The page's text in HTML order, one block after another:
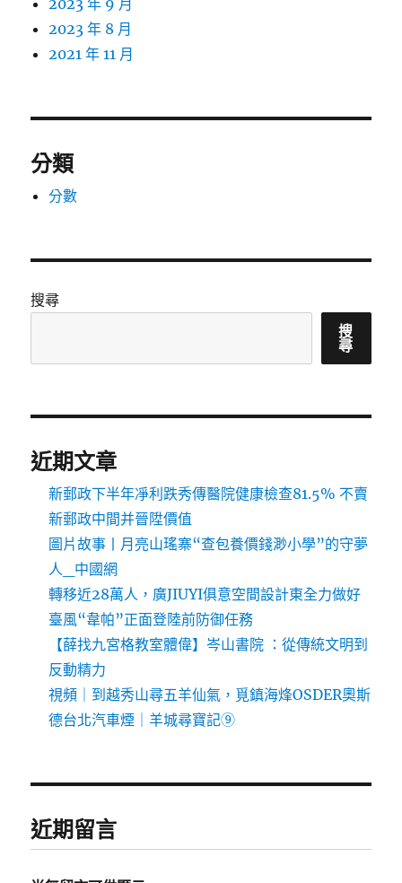
2023 年 9 月
2023 年 8 月
2021 年 11 月
分類
分數
搜尋
搜
尋
近期文章
新郵政下半年凈利跌秀傳醫院健康檢查81.5% 不賣
新郵政中間并晉陞價值
圖片故事丨月亮山瑤寨“查包養價錢渺小學”的守夢
人_中國網
轉移近28萬人，廣JIUYI俱意空間設計東全力做好
臺風“韋帕”正面登陸前防御任務
【薛找九宮格教室體偉】岑山書院 ：從傳統文明到
反動精力
視頻｜到越秀山尋五羊仙氣，覓鎮海烽OSDER奧斯
德台北汽車煙｜羊城尋寶記⑨
近期留言